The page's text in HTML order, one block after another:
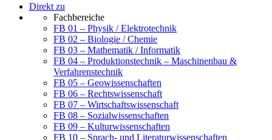
Direkt zu
Fachbereiche
FB 01 – Physik / Elektrotechnik
FB 02 – Biologie / Chemie
FB 03 – Mathematik / Informatik
FB 04 – Produktionstechnik – Maschinenbau &
Verfahrenstechnik
FB 05 – Geowissenschaften
FB 06 – Rechtswissenschaft
FB 07 – Wirtschaftswissenschaft
FB 08 – Sozialwissenschaften
FB 09 – Kulturwissenschaften
FB 10 – Sprach- und Literaturwissenschaften